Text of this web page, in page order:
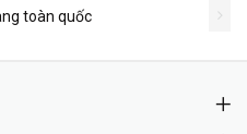
toàn quốc